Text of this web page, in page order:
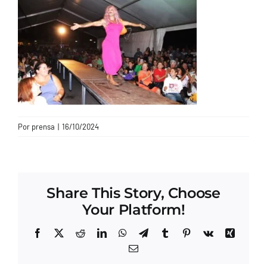
CONTACTO
Por prensa | 16/10/2024
Share This Story, Choose
Your Platform!
Facebook
X RedditLinkedInWhatsApp
TelegramTumblrPinterest
Vk
Xing
Correo